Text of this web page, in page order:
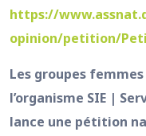
https://
opinion/petition/
Les groupes
l’organisme SIE |
lance une pétition